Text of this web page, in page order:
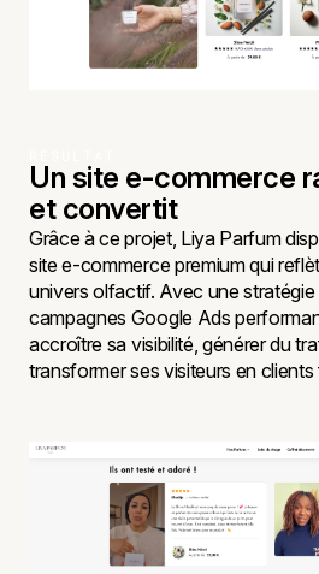
Un site e-commerce
et convertit
Grâce à ce projet, Liya Parfum
site e-commerce premium qui
univers olfactif. Avec une stratégie
campagnes Google Ads
accroître sa visibilité, générer du
transformer ses visiteurs en clients